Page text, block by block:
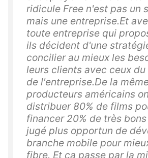
ridicule Free n'est pas un
mais une entreprise.Et
toute entreprise qui
ils décident d'une
concilier au mieux les
leurs clients avec ceux
de l'entreprise.De la
producteurs américains
distribuer 80% de films
financer 20% de très
jugé plus opportun de
branche mobile pour
fibre. Et ça passe par la